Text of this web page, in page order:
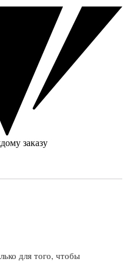
заказу
для того, чтобы